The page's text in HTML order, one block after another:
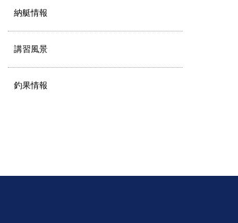
納艇情報
講習風景
釣果情報